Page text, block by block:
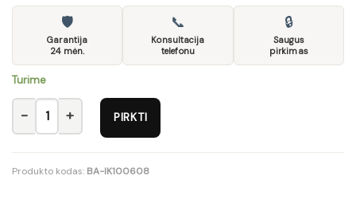
🛡
Garantija
24 mėn.
📞
Konsultacija
telefonu
🔒
Saugus
pirkimas
Turime
produkto kiekis: TV staliukas 2S-BI/DWO/BIP
PIRKTI
Produkto kodas: BA-IK100608